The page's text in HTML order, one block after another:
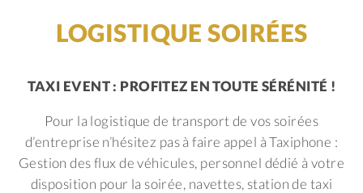
LOGISTIQUE SOIRÉES
TAXI EVENT : PROFITEZ EN TOUTE SÉRÉNITÉ !
Pour la logistique de transport de vos soirées
d’entreprise n’hésitez pas à faire appel à Taxiphone :
Gestion des flux de véhicules, personnel dédié à votre
disposition pour la soirée, navettes, station de taxi